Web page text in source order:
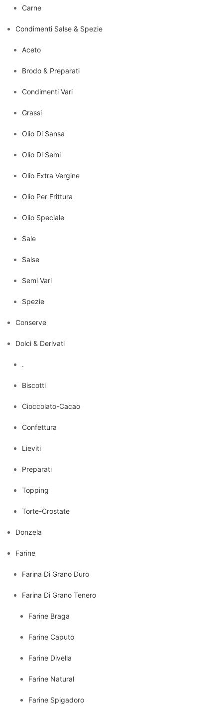
Carne
Condimenti Salse & Spezie
Aceto
Brodo & Preparati
Condimenti Vari
Grassi
Olio Di Sansa
Olio Di Semi
Olio Extra Vergine
Olio Per Frittura
Olio Speciale
Sale
Salse
Semi Vari
Spezie
Conserve
Dolci & Derivati
.
Biscotti
Cioccolato-Cacao
Confettura
Lieviti
Preparati
Topping
Torte-Crostate
Donzela
Farine
Farina Di Grano Duro
Farina Di Grano Tenero
Farine Braga
Farine Caputo
Farine Divella
Farine Natural
Farine Spigadoro